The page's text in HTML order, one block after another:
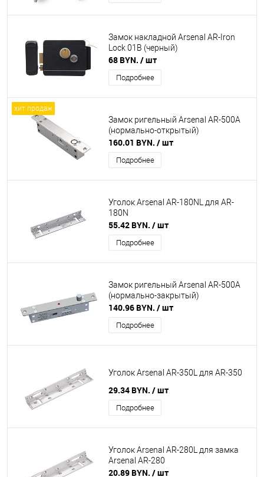
Замок накладной Arsenal AR-Iron
Lock 01B (черный)
68 BYN. / шт
Подробнее
хит продаж
Замок ригельный Arsenal AR-500A
(нормально-открытый)
160.01 BYN. / шт
Подробнее
Уголок Arsenal AR-180NL для AR-
180N
55.42 BYN. / шт
Подробнее
Замок ригельный Arsenal AR-500A
(нормально-закрытый)
140.96 BYN. / шт
Подробнее
Уголок Arsenal AR-350L для AR-350
29.34 BYN. / шт
Подробнее
Уголок Arsenal AR-280L для замка
Arsenal AR-280
20.89 BYN. / шт